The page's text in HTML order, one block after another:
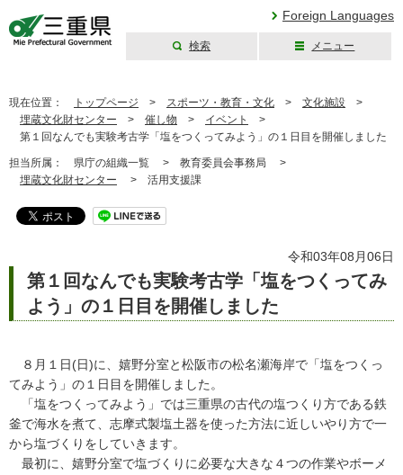
Foreign Languages
検索 メニュー
現在位置： トップページ > スポーツ・教育・文化 > 文化施設 >
埋蔵文化財センター > 催し物 > イベント
>
第１回なんでも実験考古学「塩をつくってみよう」の１日目を開催しました
担当所属： 県庁の組織一覧 > 教育委員会事務局 >
埋蔵文化財センター > 活用支援課
令和03年08月06日
第１回なんでも実験考古学「塩をつくってみ
よう」の１日目を開催しました
８月１日(日)に、嬉野分室と松阪市の松名瀬海岸で「塩をつくっ
てみよう」の１日目を開催しました。
「塩をつくってみよう」では三重県の古代の塩つくり方である鉄
釜で海水を煮て、志摩式製塩土器を使った方法に近しいやり方で一
から塩づくりをしていきます。
最初に、嬉野分室で塩づくりに必要な大きな４つの作業やボーメ